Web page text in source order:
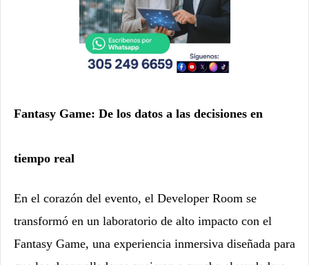
Fantasy Game: De los datos a las decisiones en
tiempo real
En el corazón del evento, el Developer Room se
transformó en un laboratorio de alto impacto con el
Fantasy Game, una experiencia inmersiva diseñada para